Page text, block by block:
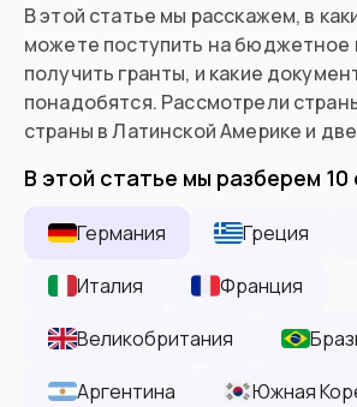
В этой статье мы расскажем, в
можете поступить на бюджетное
получить гранты, и какие
понадобятся. Рассмотрели
страны в Латинской Америке и
В этой статье мы разберем 10
Германия Греция
Италия
Франция
Великобритания
Аргентина
Южная